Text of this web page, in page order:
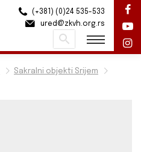
Sakralni objekti Srijem
(+381) (0)24 535-533
ured@zkvh.org.rs
Pretraži